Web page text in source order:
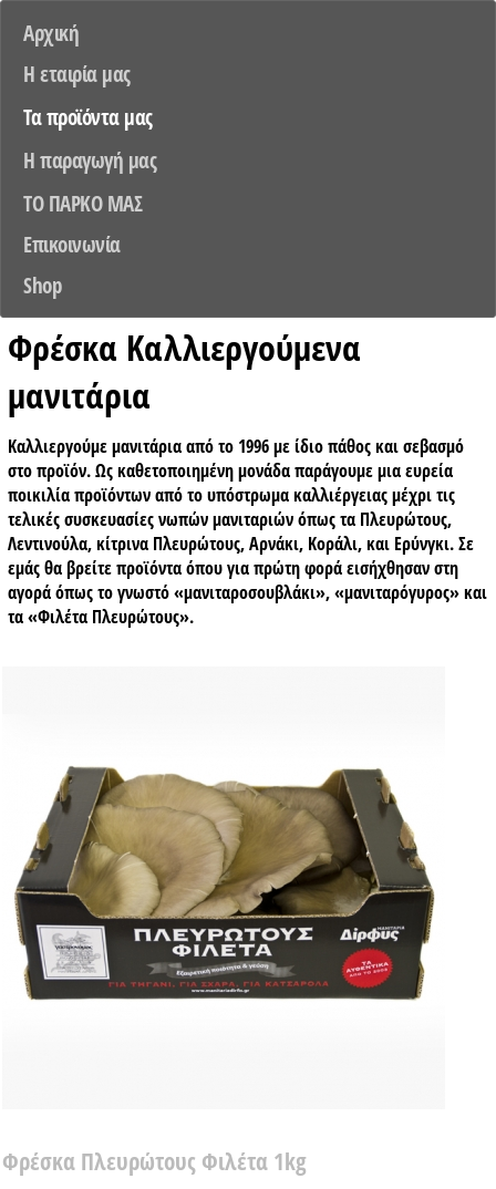
Αρχική
Η εταιρία μας
Τα προϊόντα μας
Η παραγωγή μας
TO ΠΑΡΚΟ ΜΑΣ
Επικοινωνία
Shop
Φρέσκα Καλλιεργούμενα
μανιτάρια
Καλλιεργούμε μανιτάρια από το 1996 με ίδιο πάθος και σεβασμό
στο προϊόν. Ως καθετοποιημένη μονάδα παράγουμε μια ευρεία
ποικιλία προϊόντων από το υπόστρωμα καλλιέργειας μέχρι τις
τελικές συσκευασίες νωπών μανιταριών όπως τα Πλευρώτους,
Λεντινούλα, κίτρινα Πλευρώτους, Αρνάκι, Κοράλι, και Ερύνγκι. Σε
εμάς θα βρείτε προϊόντα όπου για πρώτη φορά εισήχθησαν στη
αγορά όπως το γνωστό «μανιταροσουβλάκι», «μανιταρόγυρος» και
τα «Φιλέτα Πλευρώτους».
Φρέσκα Πλευρώτους Φιλέτα 1kg